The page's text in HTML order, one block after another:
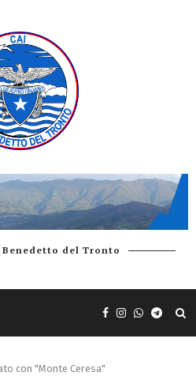
Benedetto del Tronto
con "Monte Ceresa"